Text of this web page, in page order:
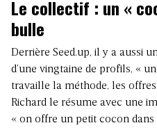
Le collectif : un «
bulle
Derrière Seed.up, il y a aussi
d’une vingtaine de profils, «
travaille la méthode, les
Richard le résume avec une
« on offre un petit cocon